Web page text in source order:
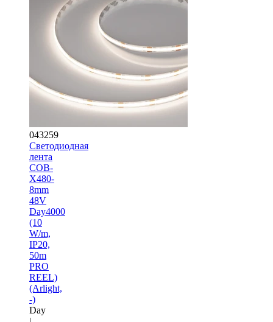
043259
Светодиодная
лента
COB-
X480-
8mm
48V
Day4000
(10
W/m,
IP20,
50m
PRO
REEL)
(Arlight,
-)
Day